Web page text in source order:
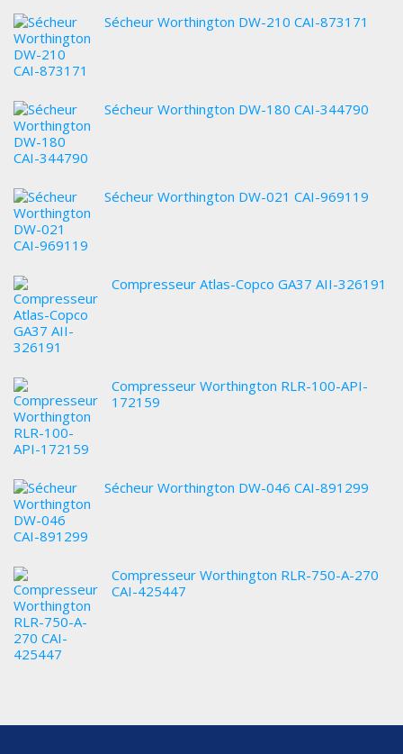
Sécheur Worthington DW-210 CAI-873171
Sécheur Worthington DW-180 CAI-344790
Sécheur Worthington DW-021 CAI-969119
Compresseur Atlas-Copco GA37 AII-326191
Compresseur Worthington RLR-100-API-
172159
Sécheur Worthington DW-046 CAI-891299
Compresseur Worthington RLR-750-A-270
CAI-425447